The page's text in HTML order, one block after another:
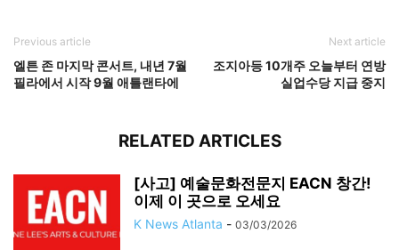
Previous article
엘튼 존 마지막 콘서트, 내년 7월
필라에서 시작 9월 애틀랜타에
Next article
조지아등 10개주 오늘부터 연방
실업수당 지급 중지
RELATED ARTICLES
[사고] 예술문화전문지 EACN 창간!
이제 이 곳으로 오세요
K News Atlanta - 03/03/2026